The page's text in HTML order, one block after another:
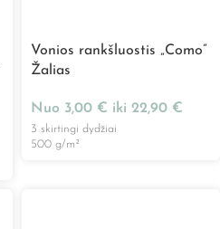
Vonios rankšluostis „Como”
Žalias
Nuo 3,00 € iki 22,90 €
3 skirtingi dydžiai
500 g/m²